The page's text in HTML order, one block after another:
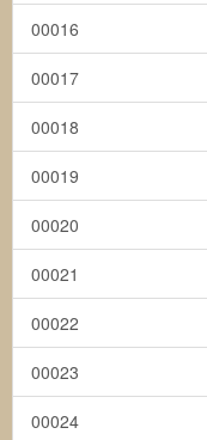
00016
00017
00018
00019
00020
00021
00022
00023
00024